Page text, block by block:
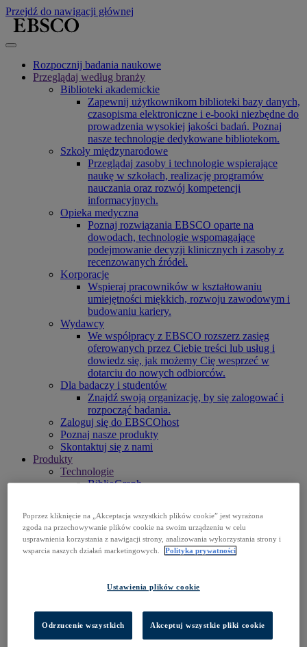
Przejdź do nawigacji głównej
Rozpocznij badania naukowe
Przeglądaj według branży
Biblioteki akademickie
Zapewnij użytkownikom biblioteki bazy danych,
czasopisma elektroniczne i e-booki niezbędne do
prowadzenia wysokiej jakości badań. Poznaj
nasze technologie dedykowane bibliotekom.
Szkoły międzynarodowe
Przeglądaj zasoby i technologie wspierające
naukę w szkołach, realizację programów
nauczania oraz rozwój kompetencji
informacyjnych.
Opieka medyczna
Poznaj rozwiązania EBSCO oparte na
dowodach, technologie wspomagające
podejmowanie decyzji klinicznych i zasoby z
recenzowanych źródeł.
Korporacje
Wspieraj pracowników w kształtowaniu
umiejętności miękkich, rozwoju zawodowym i
budowaniu kariery.
Wydawcy
We współpracy z EBSCO rozszerz zasięg
oferowanych przez Ciebie treści lub usług i
dowiedz się, jak możemy Cię wesprzeć w
dotarciu do nowych odbiorców.
Dla badaczy i studentów
Znajdź swoją organizację, by się zalogować i
rozpocząć badania.
Zaloguj się do EBSCOhost
Poznaj nasze produkty
Skontaktuj się z nami
Produkty
Technologie
BiblioGraph
Aplikacja mobilna EBSCO
EBSCOadmin
Platforma badawcza EBSCOhost
EBSCO OpenAthens
Panorama
Wsparcie decyzji klinicznych
Archiwum czasopism
Poprzez kliknięcie na „Akceptacja wszystkich plików cookie” jest wyrażona
zgoda na przechowywanie plików cookie na swoim urządzeniu w celu
usprawnienia korzystania z nawigacji strony, analizowania wykorzystania strony i
wsparcia naszych działań marketingowych.
Polityka prywatności
Ustawienia plików cookie
Odrzucenie wszystkich Akceptuj wszystkie pliki cookie